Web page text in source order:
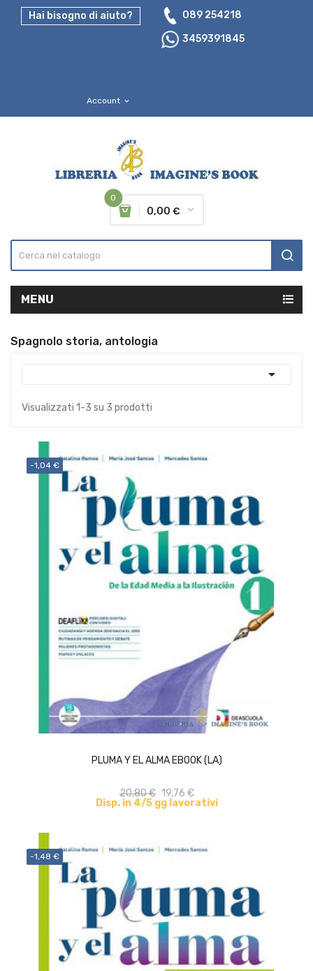
Hai bisogno di aiuto?
089 254218
3459391845
Account expand_more
0
0,00 €
MENU
Spagnolo storia, antologia

Visualizzati 1-3 su 3 prodotti
-1,04 €
PLUMA Y EL ALMA EBOOK (LA)
20,80 € 19,76 €
Disp. in 4/5 gg lavorativi
ACQUISTA
-1,48 €